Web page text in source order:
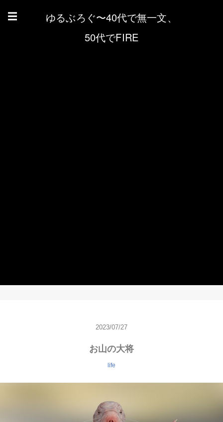
☰
ゆるぶろぐ〜40代で無一文、
50代でFIRE
2023/07/27
お山の大将
life